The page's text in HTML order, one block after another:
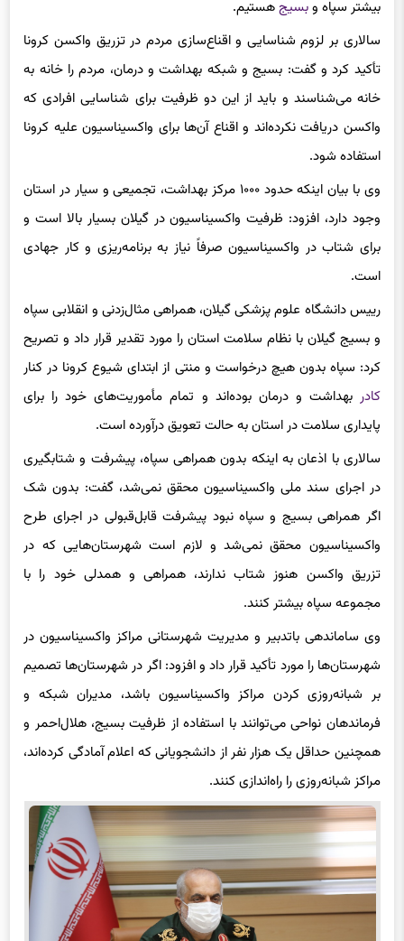
سالاری بر لزوم شناسایی و اقناع‌سازی مردم در تزریق واکسن کرونا
تأکید کرد و گفت: بسیج و شبکه بهداشت و درمان، مردم را خانه به
خانه می‌شناسند و باید از این دو ظرفیت برای شناسایی افرادی که
واکسن دریافت نکرده‌اند و اقناع آن‌ها برای واکسیناسیون علیه کرونا
استفاده شود.
وجود دارد، افزود: ظرفیت واکسیناسیون در گیلان بسیار بالا است و
برای شتاب در واکسیناسیون صرفاً نیاز به برنامه‌ریزی و کار جهادی
است.
رییس دانشگاه علوم پزشکی گیلان، همراهی مثال‌زدنی و انقلابی سپاه
و بسیج گیلان با نظام سلامت استان را مورد تقدیر قرار داد و تصریح
کرد: سپاه بدون هیچ درخواست و منتی از ابتدای شیوع کرونا در کنار
کادر بهداشت و درمان بوده‌اند و تمام مأموریت‌های خود را برای
پایداری سلامت در استان به حالت تعویق درآورده است.
سالاری با اذعان به اینکه بدون همراهی سپاه، پیشرفت و شتابگیری
در اجرای سند ملی واکسیناسیون محقق نمی‌شد، گفت: بدون شک
اگر همراهی بسیج و سپاه نبود پیشرفت قابل‌قبولی در اجرای طرح
واکسیناسیون محقق نمی‌شد و لازم است شهرستان‌هایی که در
تزریق واکسن هنوز شتاب ندارند، همراهی و همدلی خود را با
مجموعه سپاه بیشتر کنند.
وی ساماندهی باتدبیر و مدیریت شهرستانی مراکز واکسیناسیون در
شهرستان‌ها را مورد تأکید قرار داد و افزود: اگر در شهرستان‌ها تصمیم
بر شبانه‌روزی کردن مراکز واکسیناسیون باشد، مدیران شبکه و
فرماندهان نواحی می‌توانند با استفاده از ظرفیت بسیج، هلال‌احمر و
همچنین حداقل یک هزار نفر از دانشجویانی که اعلام آمادگی کرده‌اند،
مراکز شبانه‌روزی را راه‌اندازی کنند.